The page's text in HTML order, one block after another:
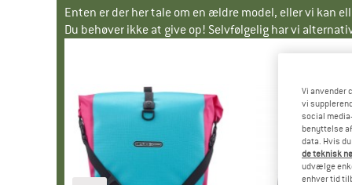
Enten er der her tale om en ældre model, eller vi kan
Du behøver ikke at give op! Selvfølgelig har vi
Vi anvender
vi
social
benyttelse
data. Hvis
de teknisk
udvælge
enhver tid